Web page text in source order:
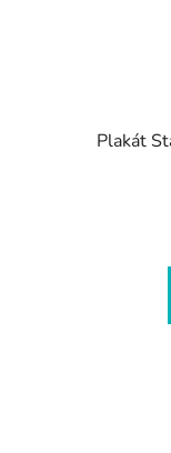
Plakát